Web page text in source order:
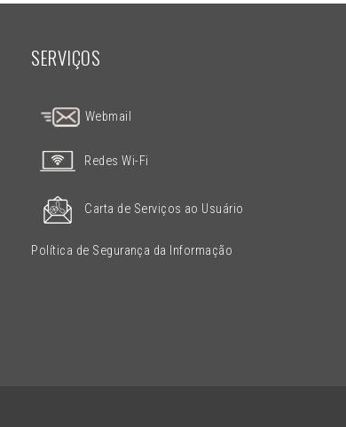
SERVIÇOS
Webmail
Redes Wi-Fi
Carta de Serviços ao Usuário
Política de Segurança da Informação